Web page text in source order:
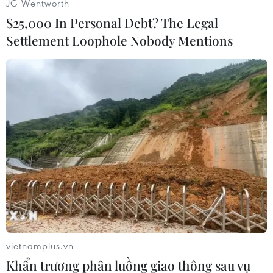
sông Vàm Cỏ Đông, nhằm hạn chế thiệt hại về
người và tài sản của nhân dân./.
(TTXVN/Vietnam+)
JG Wentworth
$25,000 In Personal Debt? The Legal
Settlement Loophole Nobody Mentions
vietnamplus.vn
Khẩn trương phân luồng giao thông sau vụ